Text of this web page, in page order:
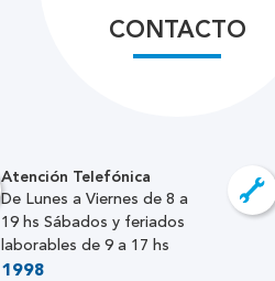
CONTACTO
Atención Telefónica
De Lunes a Viernes de 8 a
19 hs Sábados y feriados
laborables de 9 a 17 hs
1998